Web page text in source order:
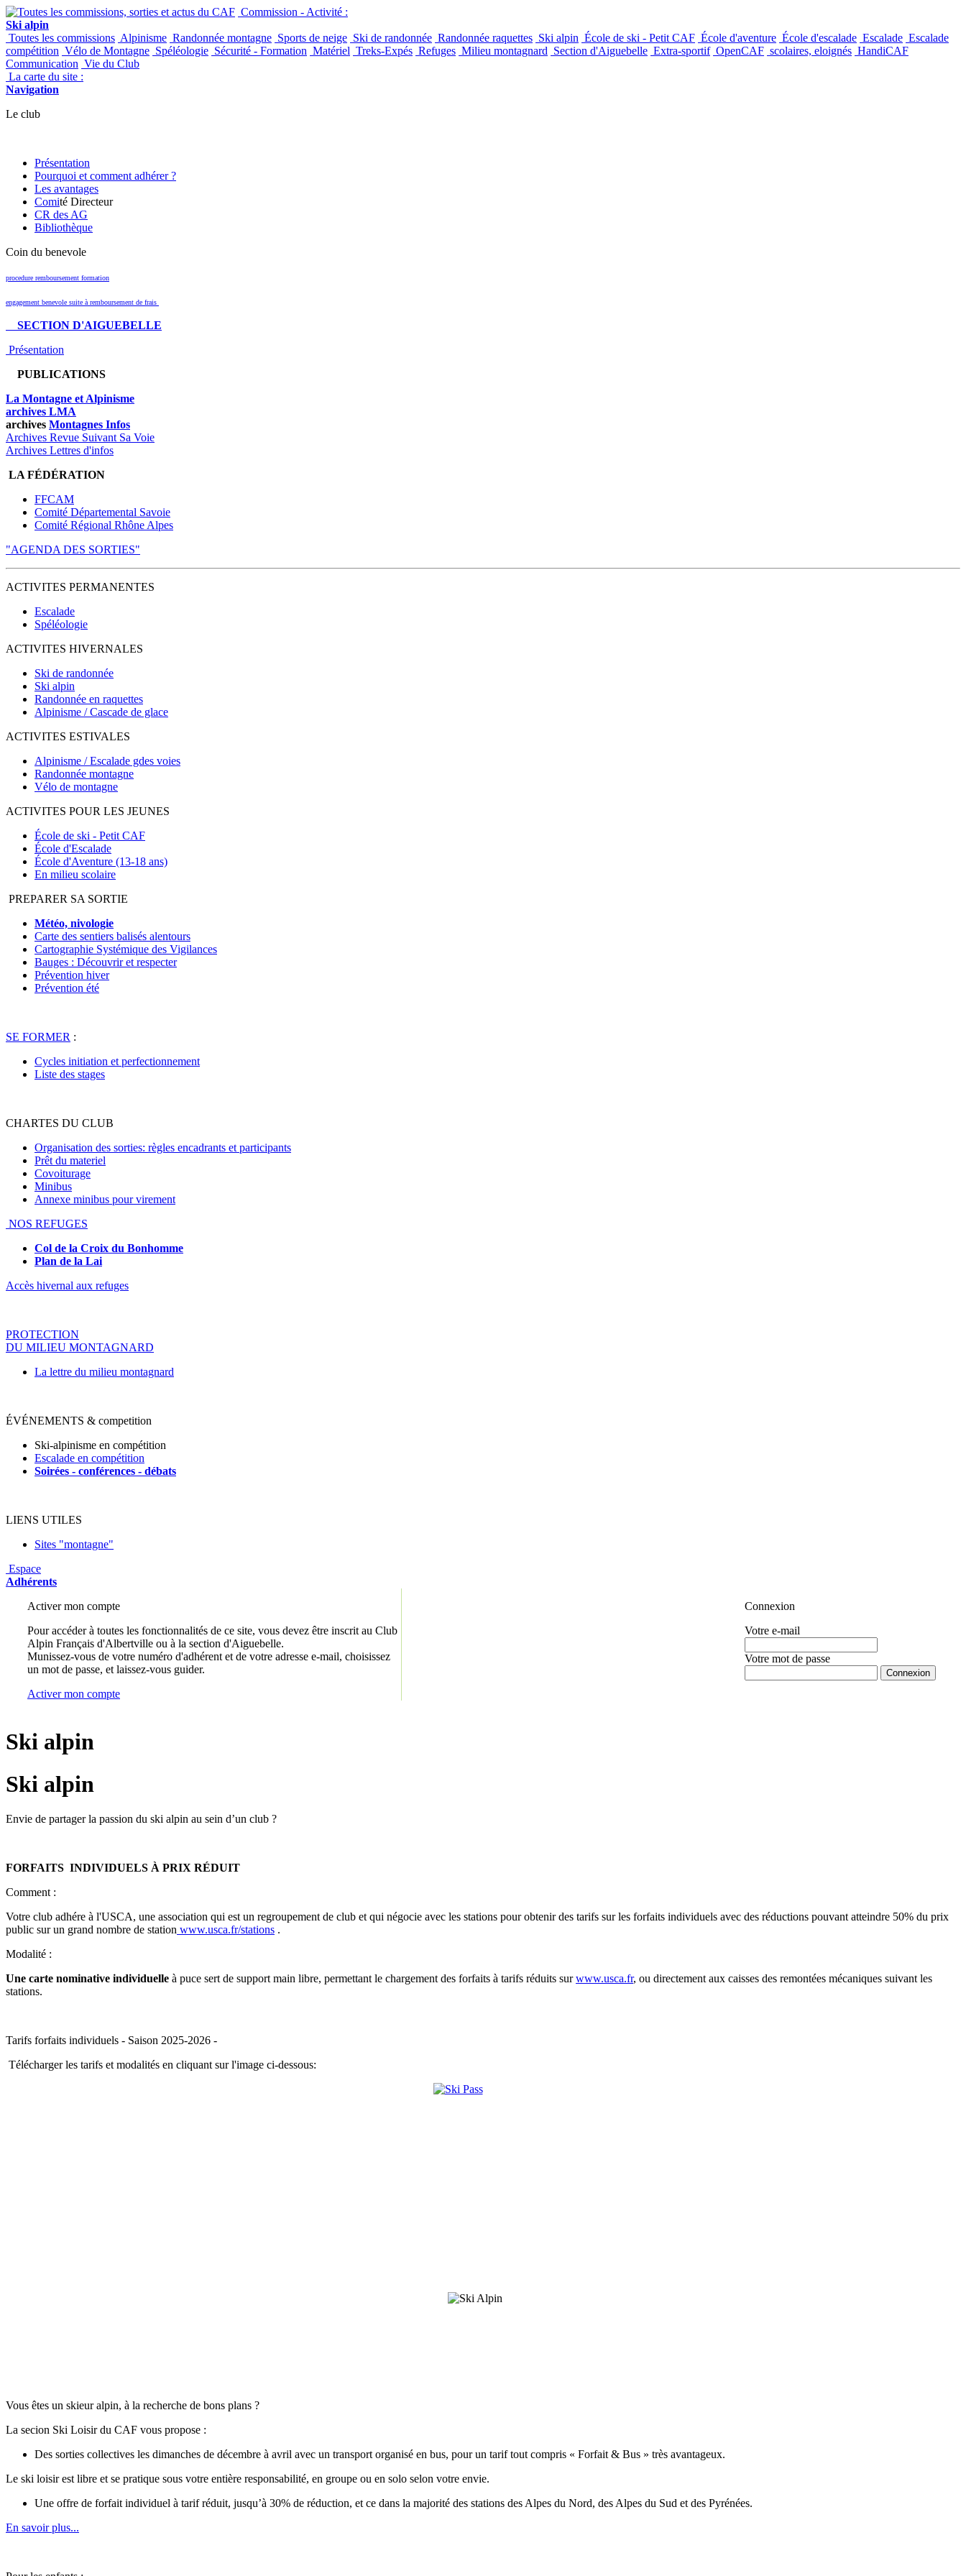
Commission - Activité :
Ski alpin
Toutes les commissions Alpinisme Randonnée montagne Sports de neige Ski de randonnée Randonnée raquettes Ski alpin École de ski - Petit CAF École d'aventure École d'escalade Escalade Escalade
compétition Vélo de Montagne Spéléologie Sécurité - Formation Matériel Treks-Expés Refuges Milieu montagnard Section d'Aiguebelle Extra-sportif OpenCAF scolaires, eloignés HandiCAF
Communication Vie du Club
La carte du site :
Navigation
Le club
Présentation
Pourquoi et comment adhérer ?
Les avantages
Comité Directeur
CR des AG
Bibliothèque
Coin du benevole
procedure remboursement formation
engagement benevole suite à remboursement de frais
SECTION D'AIGUEBELLE
Présentation
PUBLICATIONS
La Montagne et Alpinisme
archives LMA
archives Montagnes Infos
Archives Revue Suivant Sa Voie
Archives Lettres d'infos
LA FÉDÉRATION
FFCAM
Comité Départemental Savoie
Comité Régional Rhône Alpes
"AGENDA DES SORTIES"
ACTIVITES PERMANENTES
Escalade
Spéléologie
ACTIVITES HIVERNALES
Ski de randonnée
Ski alpin
Randonnée en raquettes
Alpinisme / Cascade de glace
ACTIVITES ESTIVALES
Alpinisme / Escalade gdes voies
Randonnée montagne
Vélo de montagne
ACTIVITES POUR LES JEUNES
École de ski - Petit CAF
École d'Escalade
École d'Aventure (13-18 ans)
En milieu scolaire
PREPARER SA SORTIE
Météo, nivologie
Carte des sentiers balisés alentours
Cartographie Systémique des Vigilances
Bauges : Découvrir et respecter
Prévention hiver
Prévention été
SE FORMER :
Cycles initiation et perfectionnement
Liste des stages
CHARTES DU CLUB
Organisation des sorties: règles encadrants et participants
Prêt du materiel
Covoiturage
Minibus
Annexe minibus pour virement
NOS REFUGES
Col de la Croix du Bonhomme
Plan de la Lai
Accès hivernal aux refuges
PROTECTION
DU MILIEU MONTAGNARD
La lettre du milieu montagnard
ÉVÉNEMENTS & competition
Ski-alpinisme en compétition
Escalade en compétition
Soirées - conférences - débats
LIENS UTILES
Sites "montagne"
Espace
Adhérents
Activer mon compte
Pour accéder à toutes les fonctionnalités de ce site, vous devez être inscrit au Club
Alpin Français d'Albertville ou à la section d'Aiguebelle.
Munissez-vous de votre numéro d'adhérent et de votre adresse e-mail, choisissez
un mot de passe, et laissez-vous guider.
Activer mon compte
Connexion
Votre e-mail
Votre mot de passe
Ski alpin
Ski alpin
Envie de partager la passion du ski alpin au sein d’un club ?
FORFAITS INDIVIDUELS À PRIX RÉDUIT
Comment :
Votre club adhére à l'USCA, une association qui est un regroupement de club et qui négocie avec les stations pour obtenir des tarifs sur les forfaits individuels avec des réductions pouvant atteindre 50% du prix
public sur un grand nombre de station www.usca.fr/stations .
Modalité :
Une carte nominative individuelle à puce sert de support main libre, permettant le chargement des forfaits à tarifs réduits surwww.usca.fr, ou directement aux caisses des remontées mécaniques suivant les
stations.
Tarifs forfaits individuels - Saison 2025-2026 -
Télécharger les tarifs et modalités en cliquant sur l'image ci-dessous:
Vous êtes un skieur alpin, à la recherche de bons plans ?
La secion Ski Loisir du CAF vous propose :
Des sorties collectives les dimanches de décembre à avril avec un transport organisé en bus, pour un tarif tout compris « Forfait & Bus » très avantageux.
Le ski loisir est libre et se pratique sous votre entière responsabilité, en groupe ou en solo selon votre envie.
Une offre de forfait individuel à tarif réduit, jusqu’à 30% de réduction, et ce dans la majorité des stations des Alpes du Nord, des Alpes du Sud et des Pyrénées.
En savoir plus...